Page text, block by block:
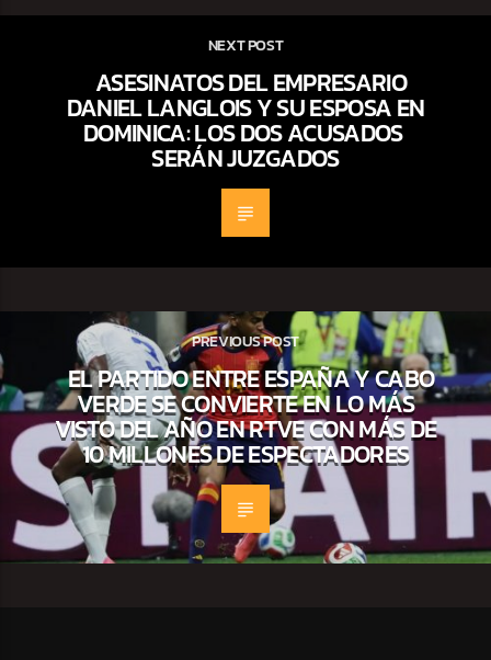
NEXT POST
ASESINATOS DEL EMPRESARIO
DANIEL LANGLOIS Y SU ESPOSA EN
DOMINICA: LOS DOS ACUSADOS ​​
SERÁN JUZGADOS
PREVIOUS POST
EL PARTIDO ENTRE ESPAÑA Y CABO
VERDE SE CONVIERTE EN LO MÁS
VISTO DEL AÑO EN RTVE CON MÁS DE
10 MILLONES DE ESPECTADORES